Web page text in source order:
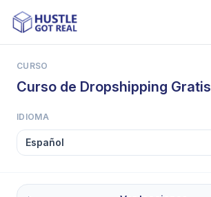
CURSO
Curso de Dropshipping Gratis
IDIOMA